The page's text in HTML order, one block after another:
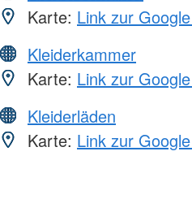
Karte: Link zur
Kleiderkammer
Karte: Link zur
Kleiderläden
Karte: Link zur